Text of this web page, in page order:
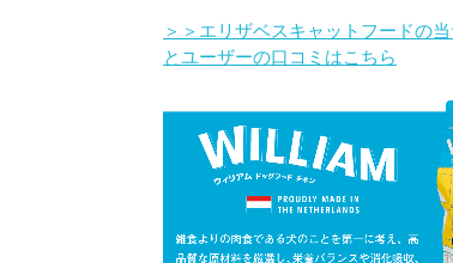
＞＞エリザベスキャットフードの
とユーザーの口コミはこちら